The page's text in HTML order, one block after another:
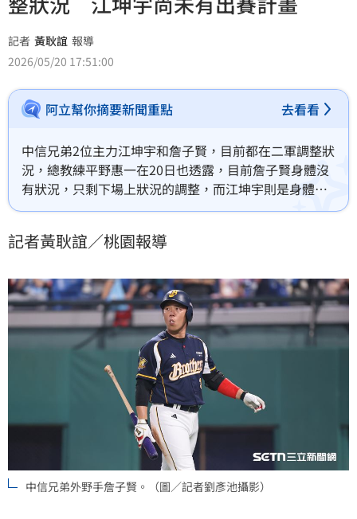
記者 黃耿誼 報導
2026/05/20 17:51:00
阿立幫你摘要新聞重點 去看看
中信兄弟2位主力江坤宇和詹子賢，目前都在二軍調整狀
況，總教練平野惠一在20日也透露，目前詹子賢身體沒
有狀況，只剩下場上狀況的調整，而江坤宇則是身體狀
況還有待觀察，目前還沒有計畫出賽。
記者黃耿誼／桃園報導
中信兄弟外野手詹子賢。（圖／記者劉彥池攝影）